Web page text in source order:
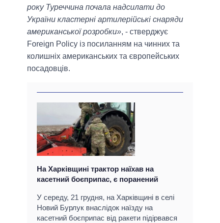
року Туреччина почала надсилати до
України кластерні артилерійські снаряди
американської розробки», - стверджує
Foreign Policy із посиланням на чинних та
колишніх американських та європейських
посадовців.
На Харківщині трактор наїхав на
касетний боєприпас, є поранений
У середу, 21 грудня, на Харківщині в селі
Новий Бурлук внаслідок наїзду на
касетний боєприпас від ракети підірвався